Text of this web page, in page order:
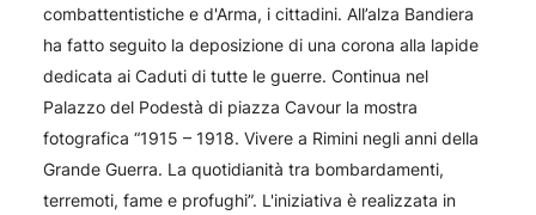
combattentistiche e d'Arma, i cittadini. All’alza Bandiera
ha fatto seguito la deposizione di una corona alla lapide
dedicata ai Caduti di tutte le guerre. Continua nel
Palazzo del Podestà di piazza Cavour la mostra
fotografica “1915 – 1918. Vivere a Rimini negli anni della
Grande Guerra. La quotidianità tra bombardamenti,
terremoti, fame e profughi”. L'iniziativa è realizzata in